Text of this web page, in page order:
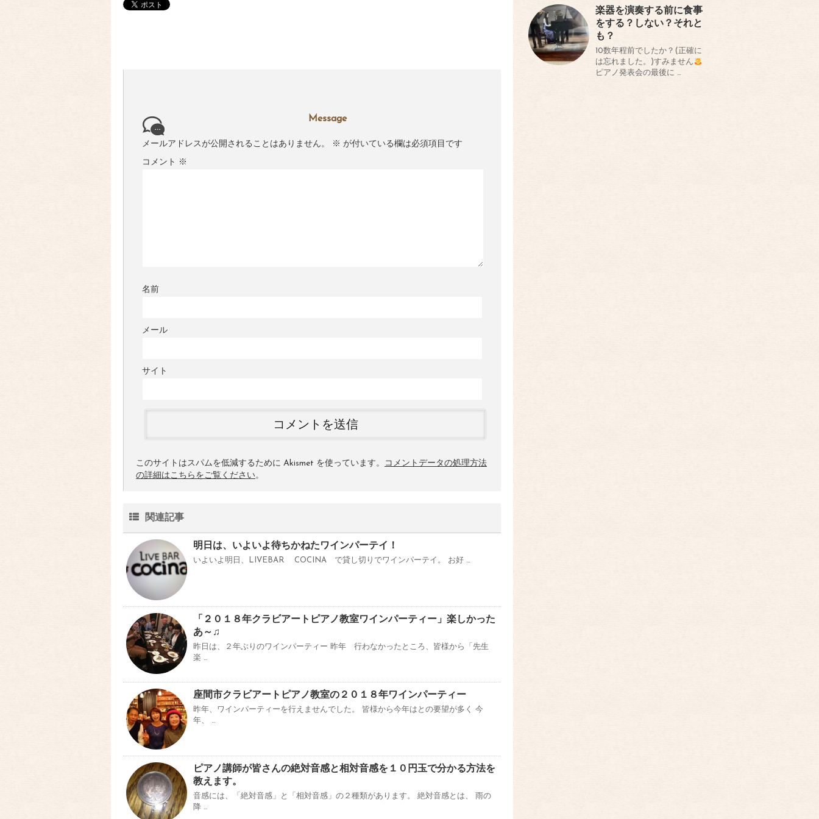
Message
メールアドレスが公開されることはありません。 ※ が付いている欄は必須項目です
コメント ※
名前
メール
サイト
このサイトはスパムを低減するために Akismet を使っています。
コメントデータの処理方法
の詳細はこちらをご覧ください。
関連記事
明日は、いよいよ待ちかねたワインパーテイ！
いよいよ明日、LIVEBAR COCINA で貸し切りでワインパーテイ。 お好 …
「２０１８年クラビアートピアノ教室ワインパーティー」楽しかった
あ～♫
昨日は、２年ぶりのワインパーティー 昨年 行わなかったところ、皆様から「先生
楽 …
座間市クラビアートピアノ教室の２０１８年ワインパーティー
昨年、ワインパーティーを行えませんでした。 皆様から今年はとの要望が多く 今
年、 …
ピアノ講師が皆さんの絶対音感と相対音感を１０円玉で分かる方法を
教えます。
音感には、「絶対音感」と「相対音感」の２種類があります。 絶対音感とは、 雨の
降 …
楽器を演奏する前に食事
をする？しない？それと
も？
10数年程前でしたか？(正確に
は忘れました。)すみません
ピアノ発表会の最後に …